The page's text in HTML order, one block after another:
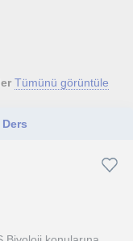
Tümünü görüntüle